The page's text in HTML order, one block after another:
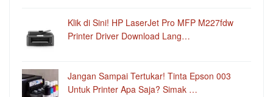
Klik di Sini! HP LaserJet Pro MFP M227fdw
Printer Driver Download Lang…
Jangan Sampai Tertukar! Tinta Epson 003
Untuk Printer Apa Saja? Simak …